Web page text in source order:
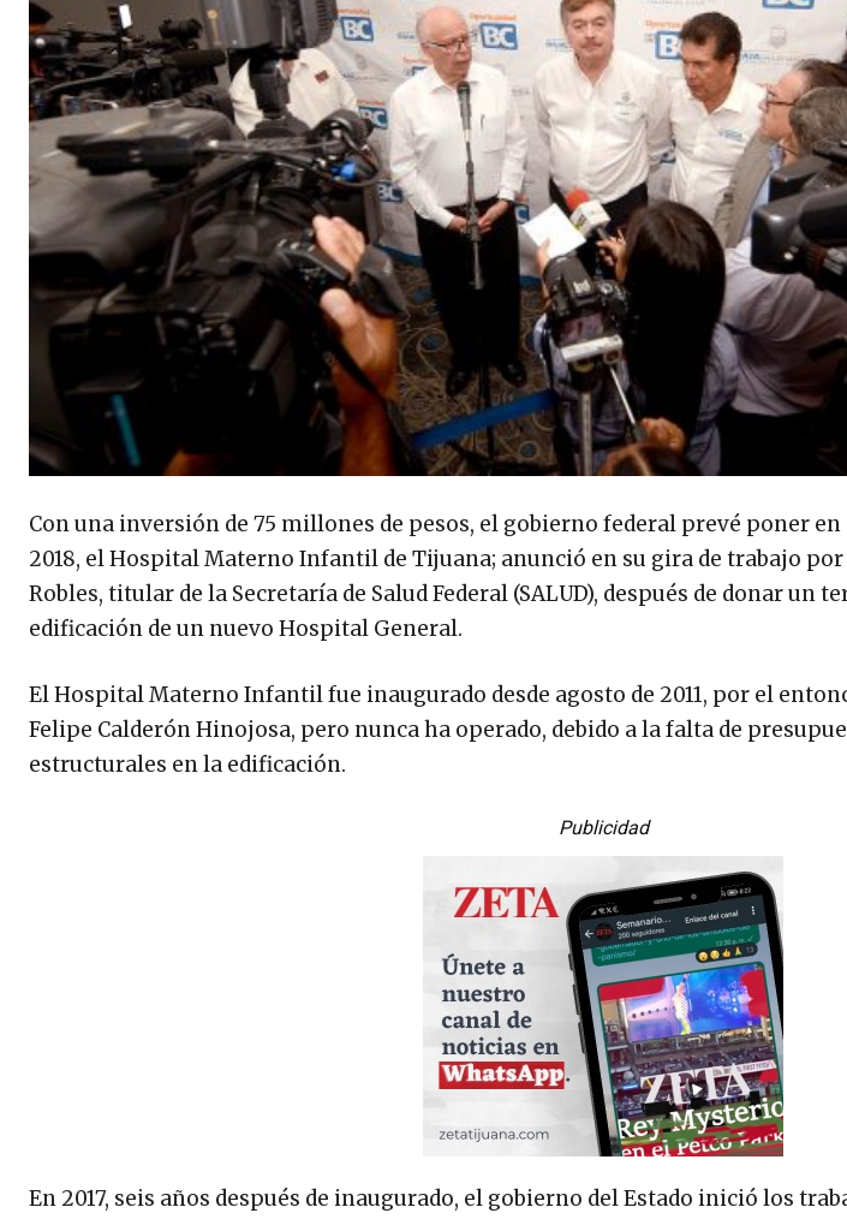
Con una inversión de 75 millones de pesos, el gobierno federal prevé poner en
2018, el Hospital Materno Infantil de Tijuana; anunció en su gira de trabajo por
Robles, titular de la Secretaría de Salud Federal (SALUD), después de donar un
edificación de un nuevo Hospital General.
El Hospital Materno Infantil fue inaugurado desde agosto de 2011, por el
Felipe Calderón Hinojosa, pero nunca ha operado, debido a la falta de
estructurales en la edificación.
Publicidad
En 2017, seis años después de inaugurado, el gobierno del Estado inició los